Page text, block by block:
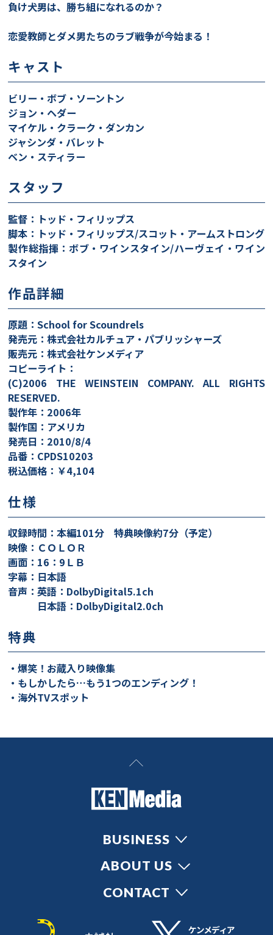
負け犬男は、勝ち組になれるのか？
恋愛教師とダメ男たちのラブ戦争が今始まる！
キャスト
ビリー・ボブ・ソーントン
ジョン・ヘダー
マイケル・クラーク・ダンカン
ジャシンダ・バレット
ベン・スティラー
スタッフ
監督：トッド・フィリップス
脚本：トッド・フィリップス/スコット・アームストロング
製作総指揮：ボブ・ワインスタイン/ハーヴェイ・ワイン
スタイン
作品詳細
原題：School for Scoundrels
発売元：株式会社カルチュア・パブリッシャーズ
販売元：株式会社ケンメディア
コピーライト：
(C)2006 THE WEINSTEIN COMPANY. ALL RIGHTS
RESERVED.
製作年：2006年
製作国：アメリカ
発売日：2010/8/4
品番：CPDS10203
税込価格：￥4,104
仕様
収録時間：本編101分 特典映像約7分（予定）
映像：ＣＯＬＯＲ
画面：16：9ＬＢ
字幕：日本語
音声：英語：DolbyDigital5.1ch
日本語：DolbyDigital2.0ch
特典
・爆笑！お蔵入り映像集
・もしかしたら…もう1つのエンディング！
・海外TVスポット
BUSINESS
ABOUT US
CONTACT